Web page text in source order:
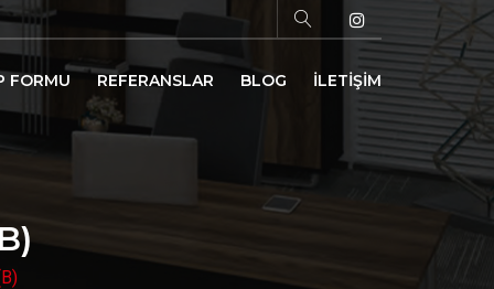
FORMU REFERANSLAR BLOG İLETİŞİM